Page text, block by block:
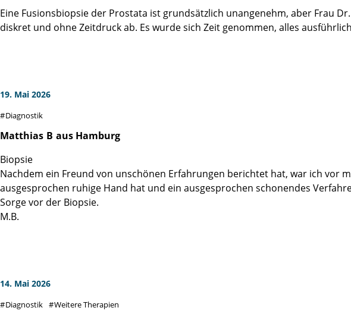
Eine Fusionsbiopsie der Prostata ist grundsätzlich unangenehm, aber Frau
diskret und ohne Zeitdruck ab. Es wurde sich Zeit genommen, alles
19. Mai 2026
Diagnostik
Matthias B aus Hamburg
Biopsie
Nachdem ein Freund von unschönen Erfahrungen berichtet hat, war ich vor
ausgesprochen ruhige Hand hat und ein ausgesprochen schonendes
Sorge vor der Biopsie.
M.B.
14. Mai 2026
Diagnostik Weitere Therapien